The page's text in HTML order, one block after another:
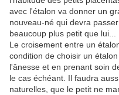
avec l'étalon va donner un
nouveau-né qui devra
beaucoup plus petit que lui...
Le croisement entre un
condition de choisir un
l'ânesse et en prenant soin
le cas échéant. Il faudra
naturelles, que le petit ne